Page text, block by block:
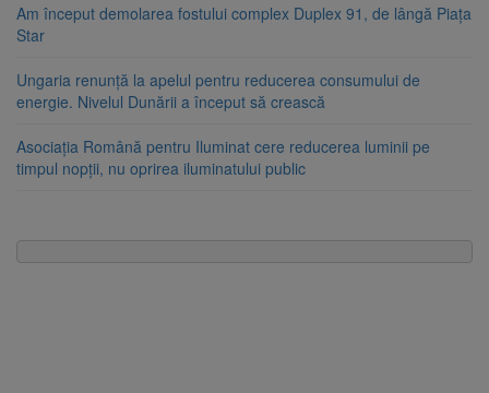
Am început demolarea fostului complex Duplex 91, de lângă Piața
Star
Ungaria renunță la apelul pentru reducerea consumului de
energie. Nivelul Dunării a început să crească
Asociația Română pentru Iluminat cere reducerea luminii pe
timpul nopții, nu oprirea iluminatului public